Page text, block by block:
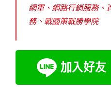
網軍、網路行銷服務、
務、戰國策戰勝學院